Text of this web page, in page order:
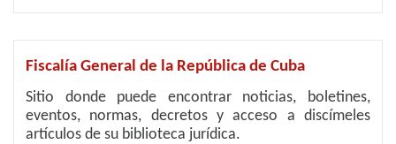
Fiscalía General de la República de Cuba
Sitio donde puede encontrar noticias, boletines,
eventos, normas, decretos y acceso a discímeles
artículos de su biblioteca jurídica.